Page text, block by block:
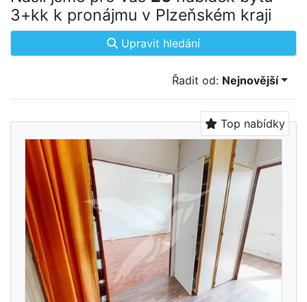
3+kk k pronájmu v Plzeňském kraji
Upravit hledání
Řadit od: Nejnovější
Top nabídky